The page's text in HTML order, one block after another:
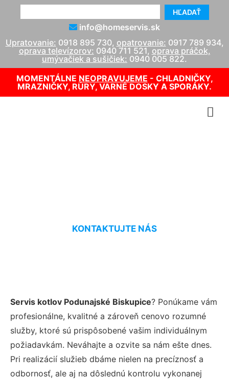
HĽADAŤ
info@homeservis.sk
Upratovanie: 0918 895 730, opatrovanie: 0917 789 934,
oprava televízorov: 0940 711 521, oprava práčok,
umývačiek a sušičiek: 0940 005 822.
MOMENTÁLNE NEOPRAVUJEME - CHLADNIČKY,
MRAZNIČKY, RÚRY, VARNÉ DOSKY A SPORÁKY.
KONTAKTUJTE NÁS
Servis kotlov Podunajské Biskupice? Ponúkame vám
profesionálne, kvalitné a zároveň cenovo rozumné
služby, ktoré sú prispôsobené vašim individuálnym
požiadavkám. Neváhajte a ozvite sa nám ešte dnes.
Pri realizácií služieb dbáme nielen na precíznosť a
odbornosť, ale aj na dôslednú kontrolu vykonanej